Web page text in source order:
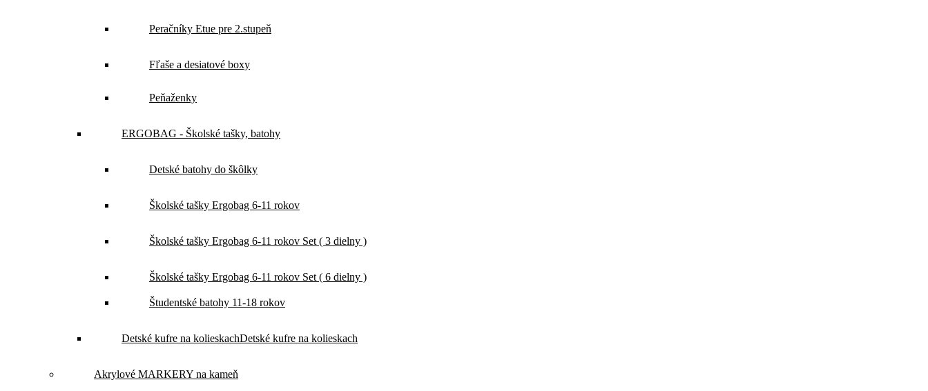
Peračníky Etue pre 2.stupeň
Fľaše a desiatové boxy
Peňaženky
ERGOBAG - Školské tašky, batohy
Detské batohy do škôlky
Školské tašky Ergobag 6-11 rokov
Školské tašky Ergobag 6-11 rokov Set ( 3 dielny )
Školské tašky Ergobag 6-11 rokov Set ( 6 dielny )
Študentské batohy 11-18 rokov
Detské kufre na kolieskachDetské kufre na kolieskach
Akrylové MARKERY na kameň